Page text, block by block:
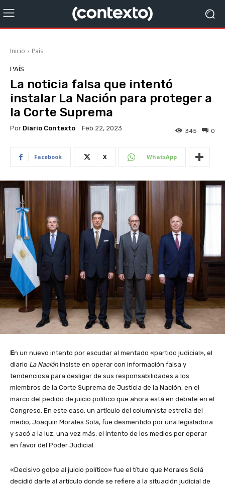
Inicio País
PAÍS
La noticia falsa que intentó
instalar La Nación para proteger a
la Corte Suprema
Por Diario Contexto Feb 22, 2023 0
345
Facebook X WhatsApp
En un nuevo intento por escudar al mentado «partido judicial», el
diario La Nación insiste en operar con información falsa y
tendenciosa para desligar de sus responsabilidades a los
miembros de la Corte Suprema de Justicia de la Nación, en el
marco del pedido de juicio político que ahora está en debate en el
Congreso. En este caso, un artículo del columnista estrella del
medio, Joaquín Morales Solá, fue desmentido por una legisladora
y sacó a la luz, una vez más, el intento de los medios por operar
en favor del Poder Judicial.
«Decisivo golpe al juicio político» fue el título que Morales Solá
decidió darle al artículo donde se refiere a la situación judicial de